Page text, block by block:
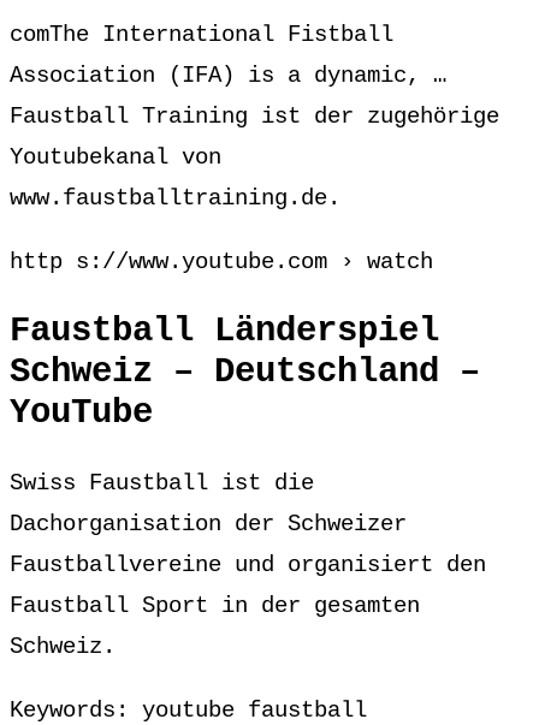
comThe International Fistball
Association (IFA) is a dynamic, …
Faustball Training ist der zugehörige
Youtubekanal von
www.faustballtraining.de.
http s://www.youtube.com › watch
Faustball Länderspiel
Schweiz – Deutschland –
YouTube
Swiss Faustball ist die
Dachorganisation der Schweizer
Faustballvereine und organisiert den
Faustball Sport in der gesamten
Schweiz.
Keywords: youtube faustball